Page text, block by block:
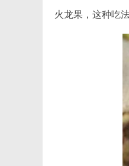
火龙果，这种吃